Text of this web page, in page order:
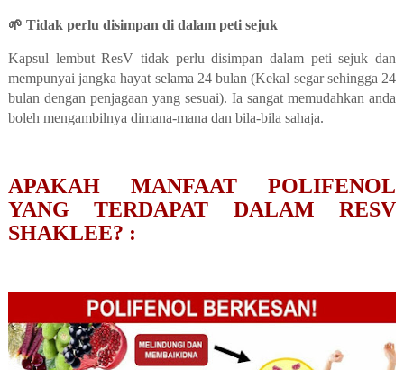
🌱 Tidak perlu disimpan di dalam peti sejuk
Kapsul lembut ResV tidak perlu disimpan dalam peti sejuk dan
mempunyai jangka hayat selama 24 bulan (Kekal segar sehingga 24
bulan dengan penjagaan yang sesuai). Ia sangat memudahkan anda
boleh mengambilnya dimana-mana dan bila-bila sahaja.
APAKAH MANFAAT POLIFENOL
YANG TERDAPAT DALAM RESV
SHAKLEE? :